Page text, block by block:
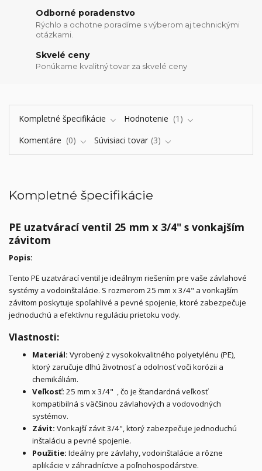
Odborné poradenstvo
Rýchlo a ochotne poradíme s výberom aj technickými
otázkami.
Skvelé ceny
Ponúkame kvalitný tovar za skvelé ceny
Kompletné špecifikácie Hodnotenie
1
Komentáre
0 Súvisiaci tovar 3
Kompletné špecifikácie
PE uzatvárací ventil 25 mm x 3/4" s vonkajším
závitom
Popis:
Tento PE uzatvárací ventil je ideálnym riešením pre vaše závlahové
systémy a vodoinštalácie. S rozmerom 25 mm x 3/4" a vonkajším
závitom poskytuje spoľahlivé a pevné spojenie, ktoré zabezpečuje
jednoduchú a efektívnu reguláciu prietoku vody.
Vlastnosti:
Materiál: Vyrobený z vysokokvalitného polyetylénu (PE),
ktorý zaručuje dlhú životnosť a odolnosť voči korózii a
chemikáliám.
Veľkosť: 25 mm x 3/4" , čo je štandardná veľkosť
kompatibilná s väčšinou závlahových a vodovodných
systémov.
Závit: Vonkajší závit 3/4", ktorý zabezpečuje jednoduchú
inštaláciu a pevné spojenie.
Použitie: Ideálny pre závlahy, vodoinštalácie a rôzne
aplikácie v záhradníctve a poľnohospodárstve.